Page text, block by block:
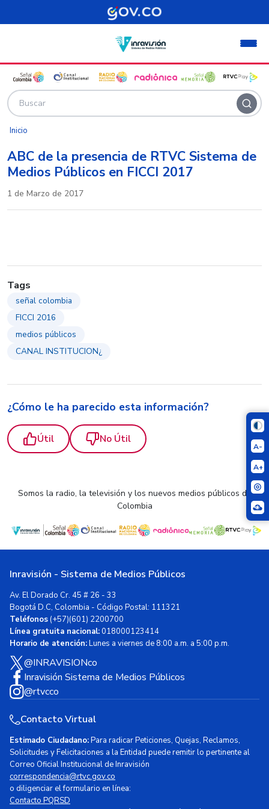
Pasar al contenido principal
A-
A+
Inicio
ABC de la presencia de RTVC Sistema de
Medios Públicos en FICCI 2017
1 de Marzo de 2017
Tags
señal colombia
FICCI 2016
medios públicos
CANAL INSTITUCION¿
¿Cómo le ha parecido esta información?
Útil No Útil
Somos la radio, la televisión y los nuevos medios públicos de
Colombia
Inravisión - Sistema de Medios Públicos
Av. El Dorado Cr. 45 # 26 - 33
Bogotá D.C, Colombia - Código Postal: 111321
Teléfonos(+57)(601) 2200700
Línea gratuita nacional:018000123414
Horario de atención:Lunes a viernes de 8:00 a.m. a 5:00 p.m.
@INRAVISIONco
Inravisión Sistema de Medios Públicos
@rtvcco
Contacto Virtual
Estimado Ciudadano:Para radicar Peticiones, Quejas, Reclamos,
Solicitudes y Felicitaciones a la Entidad puede remitir lo pertinente al
Correo Oficial Institucional de Inravisión
correspondencia@rtvc.gov.co
o diligenciar el formulario en línea:
Contacto PQRSD